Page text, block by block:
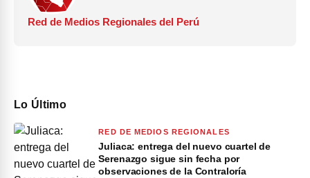
Red de Medios Regionales del Perú
Lo Último
RED DE MEDIOS REGIONALES
Juliaca: entrega del nuevo cuartel de
Serenazgo sigue sin fecha por
observaciones de la Contraloría